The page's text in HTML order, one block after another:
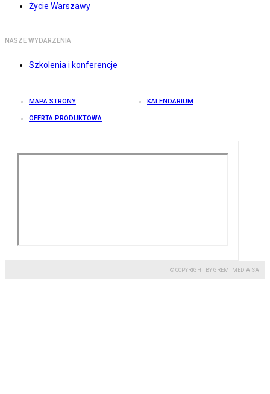
Życie Warszawy
NASZE WYDARZENIA
Szkolenia i konferencje
MAPA STRONY KALENDARIUM
OFERTA PRODUKTOWA
© COPYRIGHT BY GREMI MEDIA SA